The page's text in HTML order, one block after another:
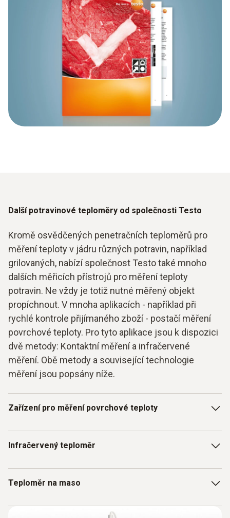
Další potravinové teploměry od společnosti Testo
Kromě osvědčených penetračních teploměrů pro
měření teploty v jádru různých potravin, například
grilovaných, nabízí společnost Testo také mnoho
dalších měřicích přístrojů pro měření teploty
potravin. Ne vždy je totiž nutné měřený objekt
propíchnout. V mnoha aplikacích - například při
rychlé kontrole přijímaného zboží - postačí měření
povrchové teploty. Pro tyto aplikace jsou k dispozici
dvě metody: Kontaktní měření a infračervené
měření. Obě metody a související technologie
měření jsou popsány níže.
Zařízení pro měření povrchové teploty
Testo můžete měřit teplotu na nejrůznějších površích. To
pro měření povrchové teploty od společnosti Testo jsou
Infračervený teploměr
osvědčilo zejména při měření teploty potravin. Důvody jsou
obzvláště rychle a efektivně. A pokud se tato technologie
Teploměr na maso
Věděli jste, že teploměr na pronikání, grilovací teploměr